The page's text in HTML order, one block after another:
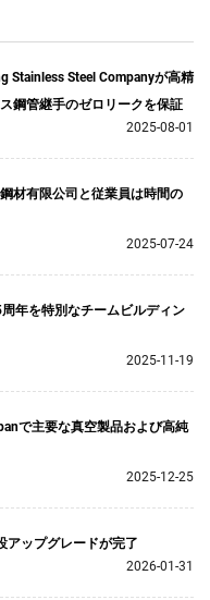
Stainless Steel Companyが高精
鋼管継手のゼロリークを保証
2025-08-01
材有限公司と従業員は時間の
2025-07-24
年を特別なチームビルディン
2025-11-19
で主要な真空製品および高純
2025-12-25
アップグレードが完了
2026-01-31